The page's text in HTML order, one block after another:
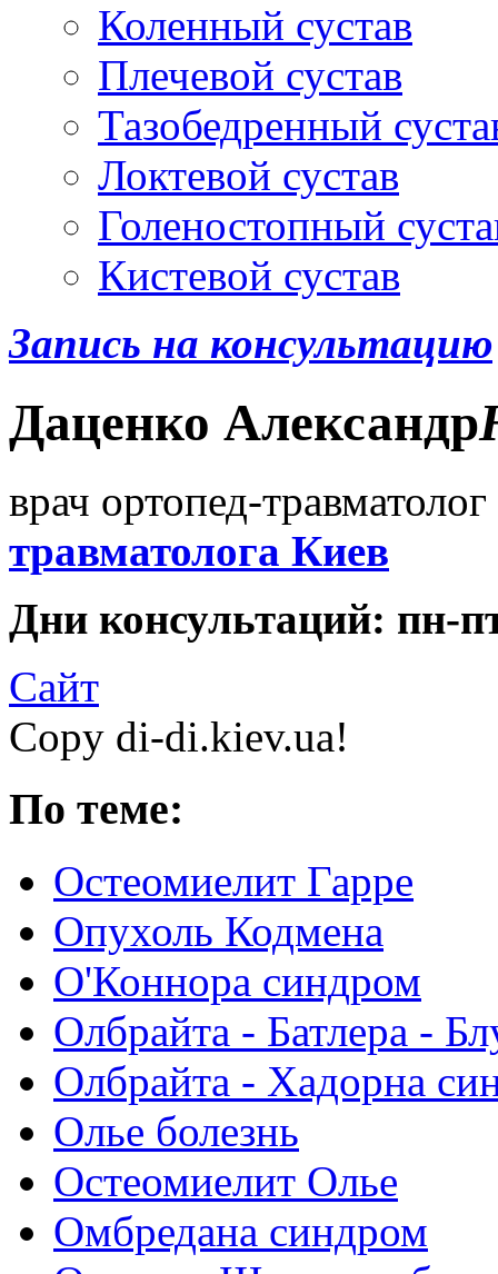
Коленный сустав
Плечевой сустав
Тазобедренный
Локтевой сустав
Голеностопный
Кистевой сустав
Запись на консультацию
Даценко Александр
врач ортопед-
травматолога Киев
Дни консультаций: пн-
Сайт
Copy di-di.kiev.ua!
По теме:
Остеомиелит Гарре
Опухоль Кодмена
О'Коннора синдром
Олбрайта - Батлера -
Олбрайта - Хадорна
Олье болезнь
Остеомиелит Олье
Омбредана cиндром